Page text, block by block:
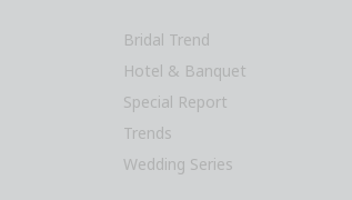
Bridal Trend
Hotel & Banquet
Special Report
Trends
Wedding Series